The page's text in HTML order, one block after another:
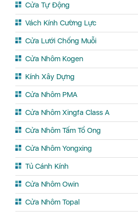
Cửa Tự Động
Vách Kính Cường Lực
Cửa Lưới Chống Muỗi
Cửa Nhôm Kogen
Kính Xây Dựng
Cửa Nhôm PMA
Cửa Nhôm Xingfa Class A
Cửa Nhôm Tấm Tổ Ong
Cửa Nhôm Yongxing
Tủ Cánh Kính
Cửa Nhôm Owin
Cửa Nhôm Topal